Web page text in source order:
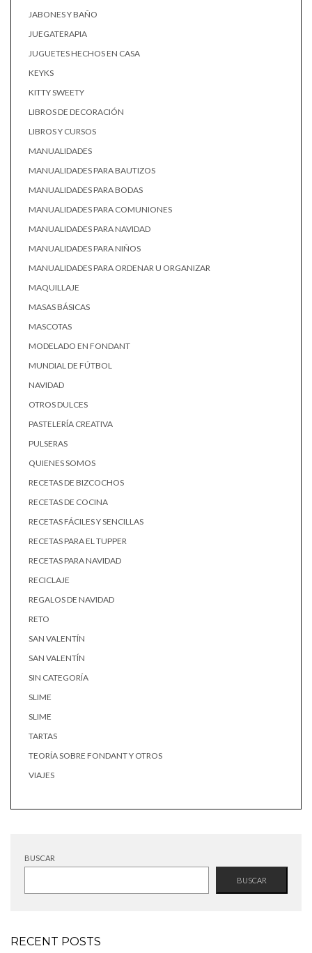
JABONES Y BAÑO
JUEGATERAPIA
JUGUETES HECHOS EN CASA
KEYKS
KITTY SWEETY
LIBROS DE DECORACIÓN
LIBROS Y CURSOS
MANUALIDADES
MANUALIDADES PARA BAUTIZOS
MANUALIDADES PARA BODAS
MANUALIDADES PARA COMUNIONES
MANUALIDADES PARA NAVIDAD
MANUALIDADES PARA NIÑOS
MANUALIDADES PARA ORDENAR U ORGANIZAR
MAQUILLAJE
MASAS BÁSICAS
MASCOTAS
MODELADO EN FONDANT
MUNDIAL DE FÚTBOL
NAVIDAD
OTROS DULCES
PASTELERÍA CREATIVA
PULSERAS
QUIENES SOMOS
RECETAS DE BIZCOCHOS
RECETAS DE COCINA
RECETAS FÁCILES Y SENCILLAS
RECETAS PARA EL TUPPER
RECETAS PARA NAVIDAD
RECICLAJE
REGALOS DE NAVIDAD
RETO
SAN VALENTÍN
SAN VALENTÍN
SIN CATEGORÍA
SLIME
SLIME
TARTAS
TEORÍA SOBRE FONDANT Y OTROS
VIAJES
BUSCAR
BUSCAR
RECENT POSTS